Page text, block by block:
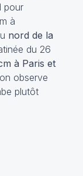
pour
à
nord de la
du 26
à Paris et
observe
plutôt